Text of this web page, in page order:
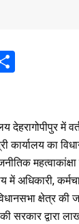
e
देहरागोपीपुर में
कार्यालय का
में अधिकारी,
क्षेत्र की
द्वारा